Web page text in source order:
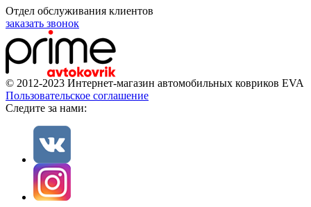
Отдел обслуживания клиентов
заказать звонок
© 2012-2023 Интернет-магазин автомобильных ковриков EVA
Пользовательское соглашение
Cледите за нами: